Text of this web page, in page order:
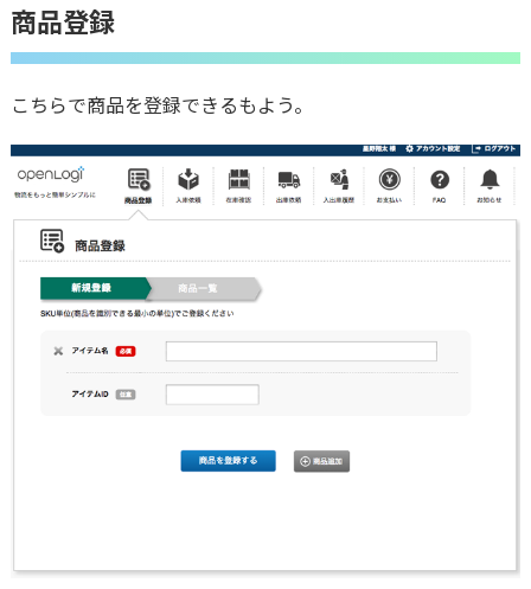
商品登録
こちらで商品を登録できるもよう。